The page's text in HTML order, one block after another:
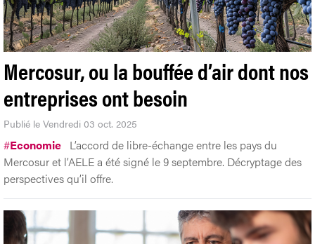
Mercosur, ou la bouffée d’air dont nos
entreprises ont besoin
Publié le Vendredi 03 oct. 2025
#Economie L’accord de libre-échange entre les pays du
Mercosur et l’AELE a été signé le 9 septembre. Décryptage des
perspectives qu’il offre.